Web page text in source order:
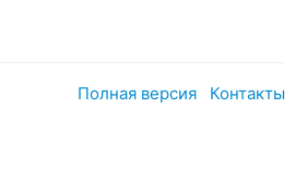
Полная версия Контакты